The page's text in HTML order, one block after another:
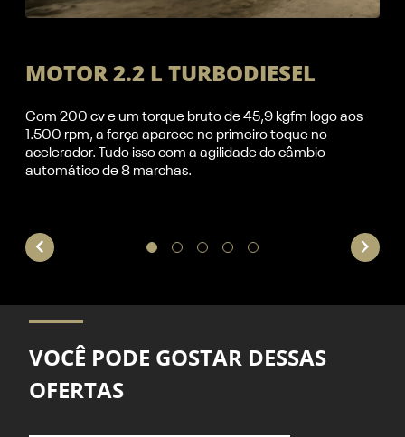
MOTOR 2.2 L TURBODIESEL
Com 200 cv e um torque bruto de 45,9 kgfm logo aos
1.500 rpm, a força aparece no primeiro toque no
acelerador. Tudo isso com a agilidade do câmbio
automático de 8 marchas.
VOCÊ PODE GOSTAR DESSAS
OFERTAS